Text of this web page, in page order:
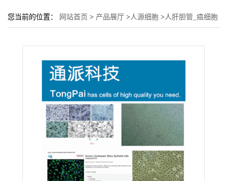
您当前的位置： 网站首页 > 产品展厅 >人源细胞 >人肝胆管_癌细胞